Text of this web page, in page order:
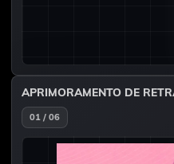
APRIMORAMENTO DE
01 / 06